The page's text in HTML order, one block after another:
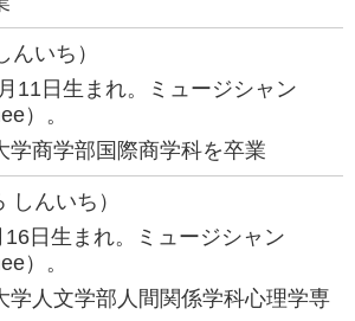
んいち）
11日生まれ。ミュージシャン
）。
学商学部国際商学科を卒業
しんいち）
16日生まれ。ミュージシャン
）。
学人文学部人間関係学科心理学専